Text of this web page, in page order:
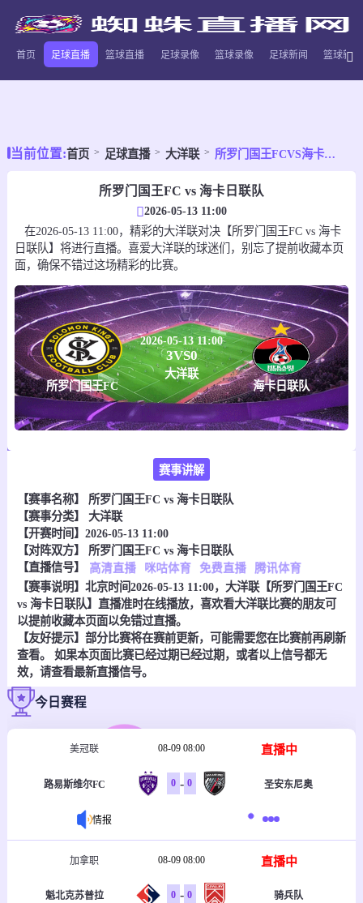
首页 足球直播 篮球直播 足球录像 篮球录像 足球新闻 篮球新闻
当前位置:首页 足球直播 大洋联 所罗门国王FCVS海卡日联队
所罗门国王FC vs 海卡日联队
2026-05-13 11:00
在2026-05-13 11:00，精彩的大洋联对决【所罗门国王FC vs 海卡
日联队】将进行直播。喜爱大洋联的球迷们，别忘了提前收藏本页
面，确保不错过这场精彩的比赛。
所罗门国王FC
2026-05-13 11:00
3VS0
大洋联
海卡日联队
赛事讲解
【赛事名称】 所罗门国王FC vs 海卡日联队
【赛事分类】 大洋联
【开赛时间】2026-05-13 11:00
【对阵双方】 所罗门国王FC vs 海卡日联队
【直播信号】
高清直播 咪咕体育 免费直播 腾讯体育
【赛事说明】北京时间2026-05-13 11:00，大洋联【所罗门国王FC
vs 海卡日联队】直播准时在线播放，喜欢看大洋联比赛的朋友可
以提前收藏本页面以免错过直播。
【友好提示】部分比赛将在赛前更新，可能需要您在比赛前再刷新
查看。 如果本页面比赛已经过期已经过期，或者以上信号都无
效，请查看最新直播信号。
今日赛程
美冠联 08-09 08:00 直播中
路易斯维尔FC 0 - 0 圣安东尼奥
情报
加拿职 08-09 08:00 直播中
魁北克苏普拉 0 - 0 骑兵队